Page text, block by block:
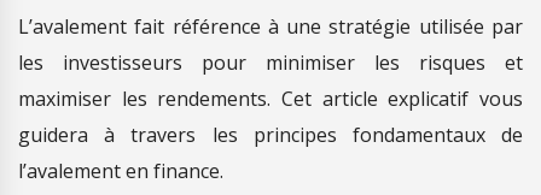
L’avalement fait référence à une stratégie utilisée par
les investisseurs pour minimiser les risques et
maximiser les rendements. Cet article explicatif vous
guidera à travers les principes fondamentaux de
l’avalement en finance.